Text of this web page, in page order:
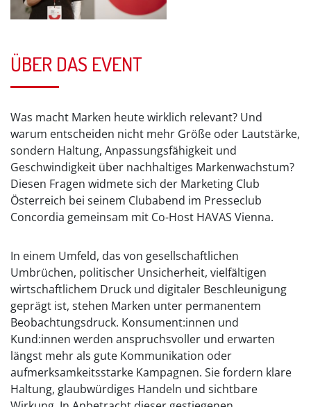
ÜBER DAS EVENT
Was macht Marken heute wirklich relevant? Und
warum entscheiden nicht mehr Größe oder Lautstärke,
sondern Haltung, Anpassungsfähigkeit und
Geschwindigkeit über nachhaltiges Markenwachstum?
Diesen Fragen widmete sich der Marketing Club
Österreich bei seinem Clubabend im Presseclub
Concordia gemeinsam mit Co-Host HAVAS Vienna.
In einem Umfeld, das von gesellschaftlichen
Umbrüchen, politischer Unsicherheit, vielfältigen
wirtschaftlichem Druck und digitaler Beschleunigung
geprägt ist, stehen Marken unter permanentem
Beobachtungsdruck. Konsument:innen und
Kund:innen werden anspruchsvoller und erwarten
längst mehr als gute Kommunikation oder
aufmerksamkeitsstarke Kampagnen. Sie fordern klare
Haltung, glaubwürdiges Handeln und sichtbare